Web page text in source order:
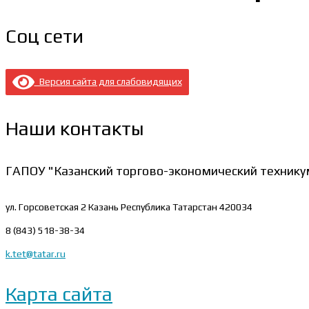
Соц сети
Версия сайта для слабовидящих
Наши контакты
ГАПОУ "Казанский торгово-экономический
ул. Горсоветская 2 Казань Республика Татарстан 420034
8 (843) 518-38-34
k.tet@tatar.ru
Карта сайта